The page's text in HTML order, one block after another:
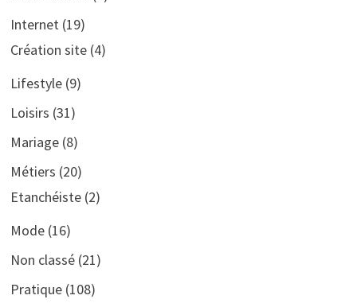
Internet(19)
Création site(4)
Lifestyle(9)
Loisirs (31)
Mariage(8)
Métiers (20)
Etanchéiste(2)
Mode(16)
Non classé(21)
Pratique(108)